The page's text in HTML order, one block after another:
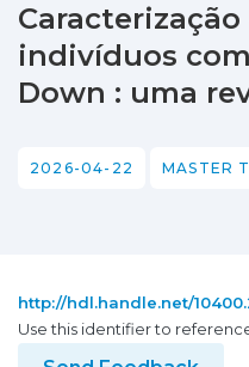
Statistics
indivíduos
Down : uma
2026-04-22 MASTER
http://hdl.handle.net/
Use this identifier to